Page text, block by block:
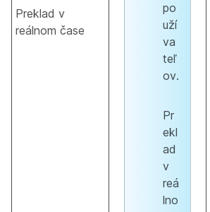
Preklad v
reálnom čase
po
uží
va
teľ
ov.
Pr
ekl
ad
v
reá
lno